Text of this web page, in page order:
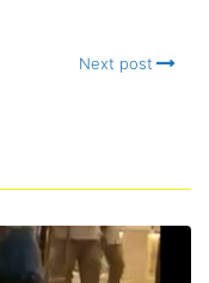
Next post